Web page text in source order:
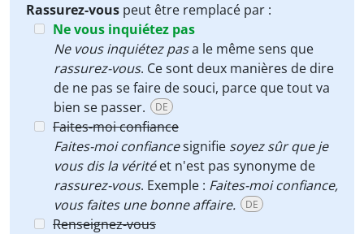
Rassurez-vous peut être remplacé par :
Ne vous inquiétez pas
Ne vous inquiétez pasa le même sens que
rassurez-vous. Ce sont deux manières de dire
de ne pas se faire de souci, parce que tout va
bien se passer.
DE
Faites-moi confiance
Faites-moi confiancesignifie soyez sûr que je
vous dis la véritéet n'est pas synonyme de
rassurez-vous. Exemple : Faites-moi confiance,
vous faites une bonne affaire.
DE
Renseignez-vous